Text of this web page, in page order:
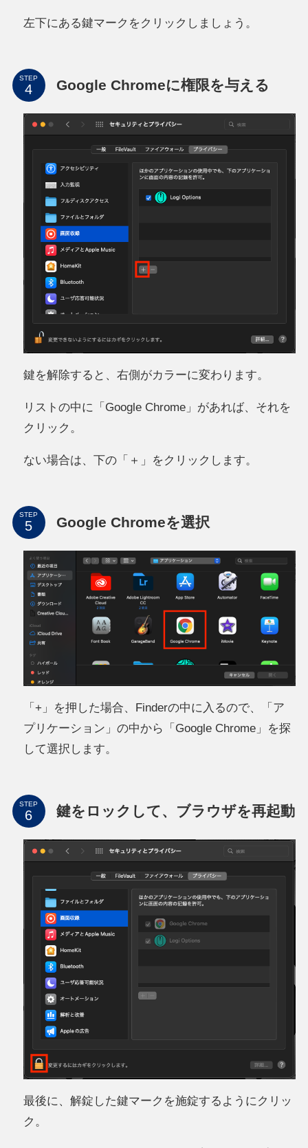
左下にある鍵マークをクリックしましょう。
STEP Google Chromeに権限を与える
鍵を解除すると、右側がカラーに変わります。
リストの中に「Google Chrome」があれば、それを
クリック。
ない場合は、下の「＋」をクリックします。
STEP Google Chromeを選択
「+」を押した場合、Finderの中に入るので、「ア
プリケーション」の中から「Google Chrome」を探
して選択します。
STEP 鍵をロックして、ブラウザを再起動
最後に、解錠した鍵マークを施錠するようにクリッ
ク。